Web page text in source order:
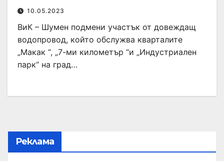
10.05.2023
ВиК – Шумен подмени участък от довеждащ
водопровод, който обслужва кварталите
„Макак “, „7-ми километър “и „Индустриален
парк“ на град…
Реклама